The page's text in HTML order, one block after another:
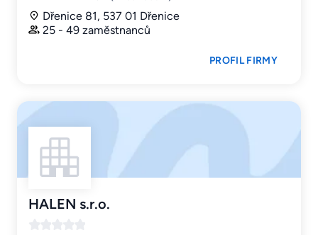
Dřenice 81, 537 01 Dřenice
25 - 49 zaměstnanců
PROFIL FIRMY
HALEN s.r.o.